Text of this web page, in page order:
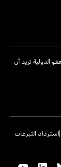
الدولية تريد أن
استرداد التبرعات